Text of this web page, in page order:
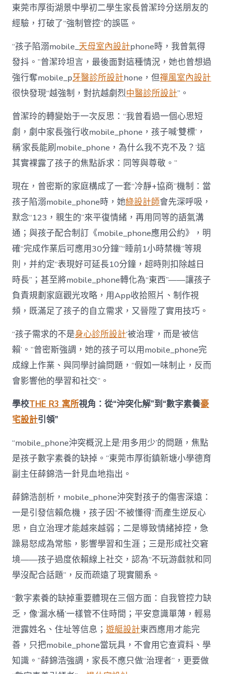
東莞市厚街湖景中學初二學生家長曾潔玲分送朋友的
經驗，打破了“強制管控”的誤區。
“孩子陷溺mobile_天母室內設計phone時，我曾氣得
發抖。”曾潔玲坦言，最後面對這種情況，她也曾想過
強行奪mobile_p牙醫診所設計hone，但禪風室內設計
很快發現“越強制，對抗越劇烈中醫診所設計”。
曾潔玲的轉變始于一次反思：“我曾看過一個心思短
劇，劇中家長強行收mobile_phone，孩子喊‘雙標’，
稱‘家長能刷mobile_phone，為什么我不克不及？’這
其實裸露了孩子的焦點訴求：同等與尊敬。”
現在，曾密斯的家庭構成了一套“冷靜+協商”機制：當
孩子陷溺mobile_phone時，她綠設計師會先深呼吸，
默念“123，親生的”來平復情緒，再用同等的語氣溝
通；與孩子配合制訂《mobile_phone應用公約》，明
確“完成作業后可應用30分鐘”“睡前1小時禁機”等規
則，并約定“表現好可延長10分鐘，超時則扣除越日
時長”；甚至將mobile_phone轉化為“東西”——讓孩子
負責規劃家庭觀光攻略，用App收拾照片、制作視
頻，既滿足了孩子的自立需求，又晉陞了實用技巧。
“孩子需求的不是身心診所設計‘被治理’，而是‘被信
賴’。”曾密斯強調，她的孩子可以用mobile_phone完
成線上作業、與同學討論問題，“假如一味制止，反而
會影響他的學習和社交”。
學校THE R3 寓所視角：從“沖突化解”到“數字素養豪
宅設計引領”
“mobile_phone沖突概況上是‘用多用少’的問題，焦點
是孩子數字素養的缺掉。”東莞市厚街鎮新塘小學德育
副主任薛錦浩一針見血地指出。
薛錦浩剖析，mobile_phone沖突對孩子的傷害深遠：
一是引發信賴危機，孩子因“不被懂得”而產生逆反心
思，自立治理才能越來越弱；二是導致情緒掉控，急
躁易怒成為常態，影響學習和生涯；三是形成社交窘
境——孩子過度依賴線上社交，認為“不玩游戲就和同
學沒配合話題”，反而疏遠了現實關系。
“數字素養的缺掉重要體現在三個方面：自我管控力缺
乏，像‘漏水桶’一樣管不住時間；平安意識單薄，輕易
泄露姓名、住址等信息；遊艇設計東西應用才能完
善，只把mobile_phone當玩具，不會用它查資料、學
知識。”薛錦浩強調，家長不應只做“治理者”，更要做